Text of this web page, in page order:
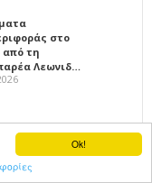
Ok!
στο
από τη
Λεωνιδ…